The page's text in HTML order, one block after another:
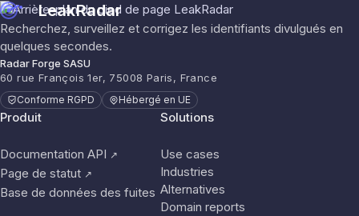
LeakRadar
Recherchez, surveillez et corrigez les identifiants divulgués en
quelques secondes.
Radar Forge SASU
60 rue François 1er, 75008 Paris, France
Conforme RGPD Hébergé en UE
Produit
Documentation API ↗
Page de statut ↗
Base de données des fuites
Solutions
Use cases
Industries
Alternatives
Domain reports